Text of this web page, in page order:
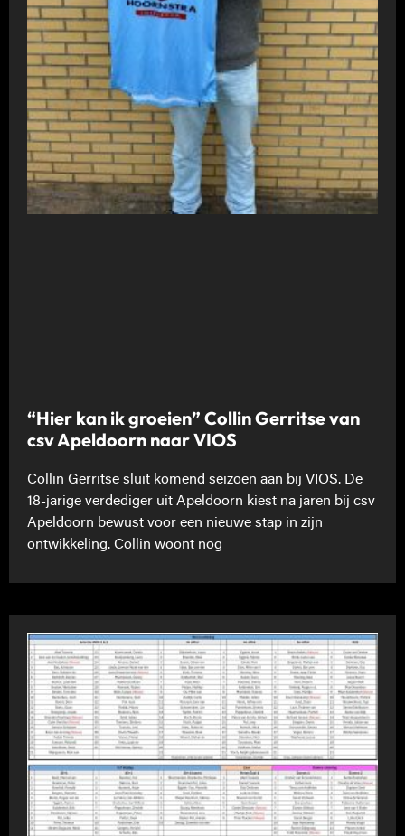
“Hier kan ik groeien” Collin Gerritse van
csv Apeldoorn naar VIOS
Collin Gerritse sluit komend seizoen aan bij VIOS. De
18-jarige verdediger uit Apeldoorn kiest na jaren bij csv
Apeldoorn bewust voor een nieuwe stap in zijn
ontwikkeling. Collin woont nog